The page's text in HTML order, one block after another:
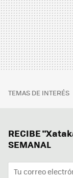
TEMAS DE INTERÉS
RECIBE
SEMANAL